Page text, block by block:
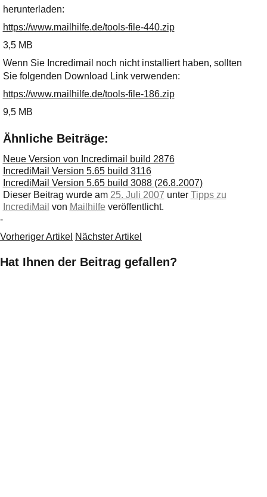
herunterladen:
https://www.mailhilfe.de/tools-file-440.zip
3,5 MB
Wenn Sie Incredimail noch nicht installiert haben, sollten
Sie folgenden Download Link verwenden:
https://www.mailhilfe.de/tools-file-186.zip
9,5 MB
Ähnliche Beiträge:
Neue Version von Incredimail build 2876
IncrediMail Version 5.65 build 3116
IncrediMail Version 5.65 build 3088 (26.8.2007)
Dieser Beitrag wurde am 25. Juli 2007 unter Tipps zu
IncrediMail von Mailhilfe veröffentlicht.
-
Vorheriger Artikel Nächster Artikel
Hat Ihnen der Beitrag gefallen?
KuNoMail, usw.
Ihre E-Mail
Adresse:
E-Mail